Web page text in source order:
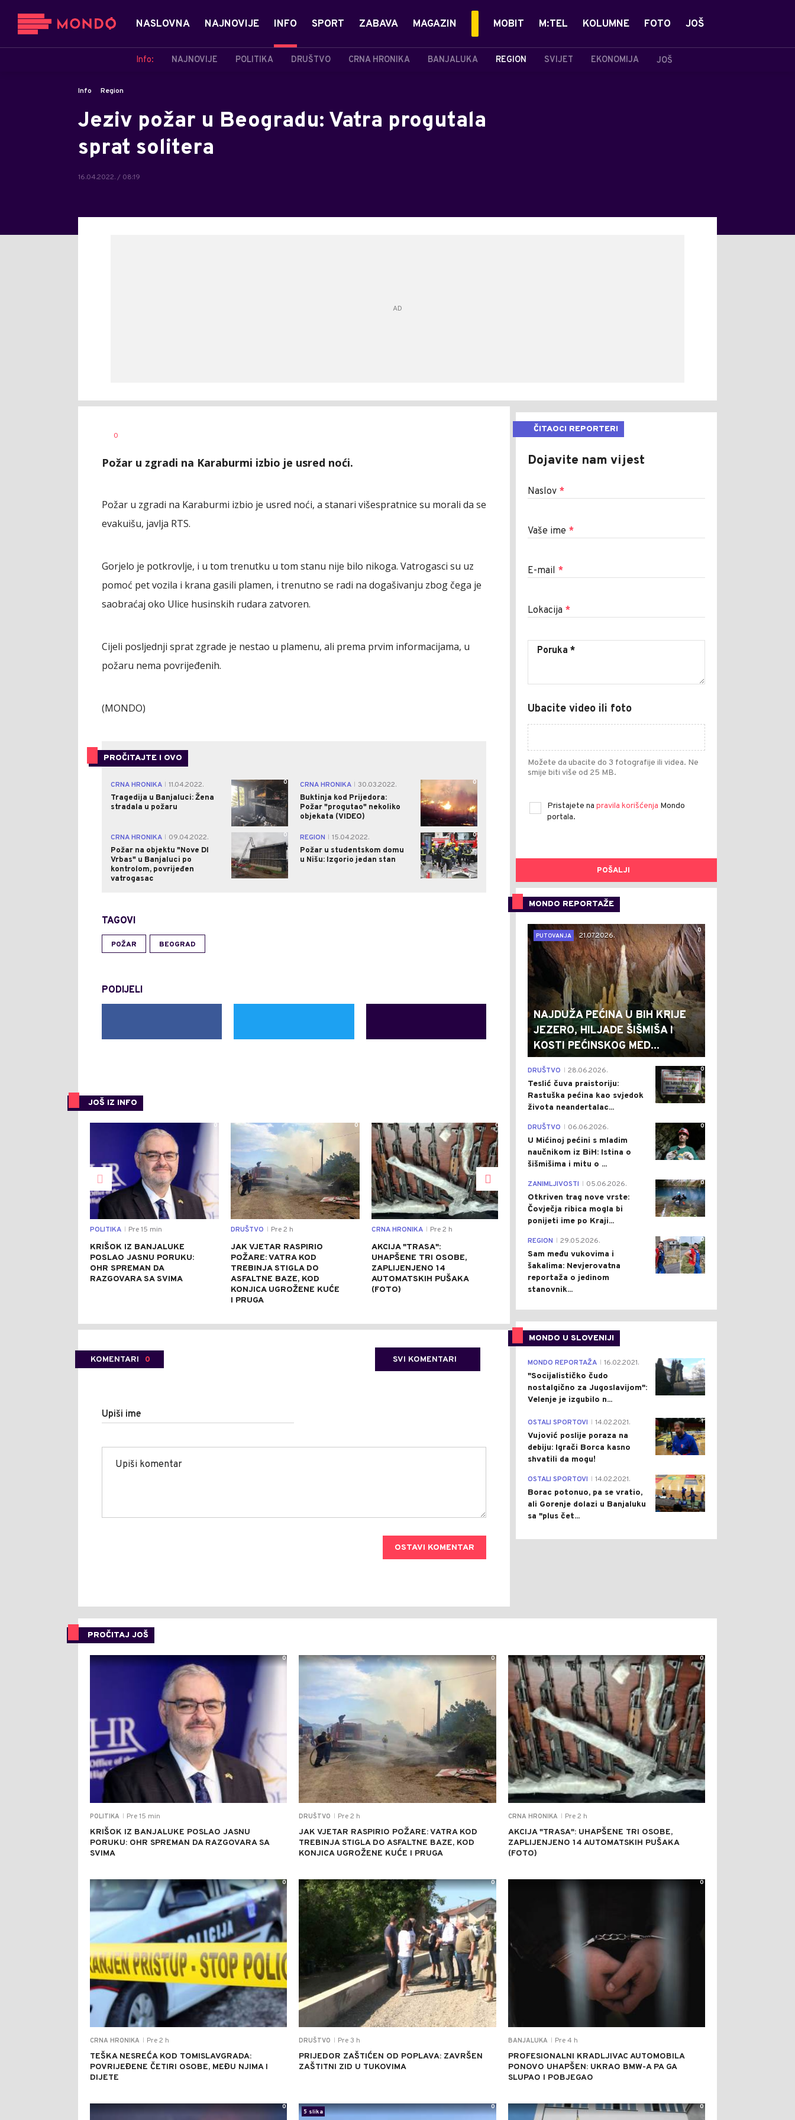
NASLOVNA NAJNOVIJE INFO
Info: NAJNOVIJE POLITIKA DRUŠTVO CRNA HRONIKA BANJALUKA REGION SVIJET EKONOMIJA JOŠ
SPORT ZABAVA MAGAZIN MOBIT M:TEL KOLUMNE FOTO JOŠ
Info Region
Jeziv požar u Beogradu: Vatra progutala
sprat solitera
16.04.2022. / 08:19
AUTOR
0
Požar u zgradi na Karaburmi izbio je usred noći.
Požar u zgradi na Karaburmi izbio je usred noći, a stanari višespratnice su morali da se
evakuišu, javlja RTS.
Gorjelo je potkrovlje, i u tom trenutku u tom stanu nije bilo nikoga. Vatrogasci su uz
pomoć pet vozila i krana gasili plamen, i trenutno se radi na dogašivanju zbog čega je
saobraćaj oko Ulice husinskih rudara zatvoren.
Cijeli posljednji sprat zgrade je nestao u plamenu, ali prema prvim informacijama, u
požaru nema povrijeđenih.
(MONDO)
PROČITAJTE I OVO
CRNA HRONIKA
11.04.2022.
Tragedija u Banjaluci: Žena
stradala u požaru
0 CRNA HRONIKA
30.03.2022.
Buktinja kod Prijedora:
Požar "progutao" nekoliko
objekata (VIDEO)
0
CRNA HRONIKA
09.04.2022.
Požar na objektu "Nove DI
Vrbas" u Banjaluci po
kontrolom, povrijeđen
vatrogasac
0 REGION
15.04.2022.
Požar u studentskom domu
u Nišu: Izgorio jedan stan
0
TAGOVI
POŽAR BEOGRAD
PODIJELI
JOŠ IZ INFO
0
POLITIKA Pre 15 min
KRIŠOK IZ BANJALUKE
POSLAO JASNU PORUKU:
OHR SPREMAN DA
RAZGOVARA SA SVIMA
0
DRUŠTVO Pre 2 h
JAK VJETAR RASPIRIO
POŽARE: VATRA KOD
TREBINJA STIGLA DO
ASFALTNE BAZE, KOD
KONJICA UGROŽENE KUĆE
I PRUGA
0
CRNA HRONIKA Pre 2 h
AKCIJA "TRASA":
UHAPŠENE TRI OSOBE,
ZAPLIJENJENO 14
AUTOMATSKIH PUŠAKA
(FOTO)
TOMISLAVGRADA:
POVRIJEĐENE ČETIRI
OSOBE, MEĐU NJIMA I
DIJETE
PRIJEDOR ZAŠTIĆEN OD
POPLAVA: ZAVRŠEN
ZAŠTITNI ZID U TUKOVIMA
KOMENTARI 0 SVI KOMENTARI
Upiši ime
OSTAVI KOMENTAR
ČITAOCI REPORTERI
Dojavite nam vijest
Naslov *
Vaše ime *
E-mail *
Lokacija *
Ubacite video ili foto
Možete da ubacite do 3 fotografije ili videa. Ne
smije biti više od 25 MB.
Pristajete na pravila korišćenja Mondo
portala.
POŠALJI
MONDO REPORTAŽE
0
PUTOVANJA
21.07.2026.
NAJDUŽA PEĆINA U BIH KRIJE
JEZERO, HILJADE ŠIŠMIŠA I
KOSTI PEĆINSKOG MED...
0
DRUŠTVO 28.06.2026.
Teslić čuva praistoriju:
Rastuška pećina kao svjedok
života neandertalac...
0
DRUŠTVO 06.06.2026.
U Mićinoj pećini s mladim
naučnikom iz BiH: Istina o
šišmišima i mitu o ...
0
ZANIMLJIVOSTI 05.06.2026.
Otkriven trag nove vrste:
Čovječja ribica mogla bi
ponijeti ime po Kraji...
0
REGION 29.05.2026.
Sam među vukovima i
šakalima: Nevjerovatna
reportaža o jedinom
stanovnik...
MONDO U SLOVENIJI
4
MONDO REPORTAŽA 16.02.2021.
"Socijalističko čudo
nostalgično za Jugoslavijom":
Velenje je izgubilo n...
1
OSTALI SPORTOVI 14.02.2021.
Vujović poslije poraza na
debiju: Igrači Borca kasno
shvatili da mogu!
3
OSTALI SPORTOVI 14.02.2021.
Borac potonuo, pa se vratio,
ali Gorenje dolazi u Banjaluku
sa "plus čet...
PROČITAJ JOŠ
POLITIKA Pre 15 min
KRIŠOK IZ BANJALUKE POSLAO JASNU
PORUKU: OHR SPREMAN DA RAZGOVARA SA
SVIMA
0
DRUŠTVO Pre 2 h
JAK VJETAR RASPIRIO POŽARE: VATRA KOD
TREBINJA STIGLA DO ASFALTNE BAZE, KOD
KONJICA UGROŽENE KUĆE I PRUGA
0
CRNA HRONIKA Pre 2 h
AKCIJA "TRASA": UHAPŠENE TRI OSOBE,
ZAPLIJENJENO 14 AUTOMATSKIH PUŠAKA
(FOTO)
0
CRNA HRONIKA Pre 2 h
TEŠKA NESREĆA KOD TOMISLAVGRADA:
POVRIJEĐENE ČETIRI OSOBE, MEĐU NJIMA I
DIJETE
0
DRUŠTVO Pre 3 h
PRIJEDOR ZAŠTIĆEN OD POPLAVA: ZAVRŠEN
ZAŠTITNI ZID U TUKOVIMA
0
BANJALUKA Pre 4 h
PROFESIONALNI KRADLJIVAC AUTOMOBILA
PONOVO UHAPŠEN: UKRAO BMW-A PA GA
SLUPAO I POBJEGAO
0
0
5 slika
0 0